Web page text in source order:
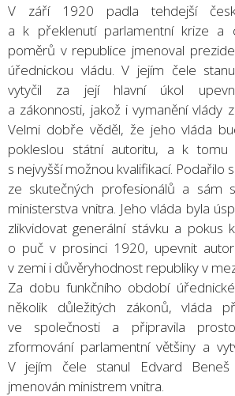
V září 1920 padla tehdejší
a k překlenutí parlamentní krize a
poměrů v republice jmenoval
úřednickou vládu. V jejím čele
vytyčil za její hlavní úkol
a zákonnosti, jakož i vymanění vlády
Velmi dobře věděl, že jeho vláda
pokleslou státní autoritu, a k tomu
s nejvyšší možnou kvalifikací. Podařilo
ze skutečných profesionálů a sám
ministerstva vnitra. Jeho vláda byla
zlikvidovat generální stávku a pokus
o puč v prosinci 1920, upevnit
v zemi i důvěryhodnost republiky v
Za dobu funkčního období
několik důležitých zákonů, vláda
ve společnosti a připravila
zformování parlamentní většiny a
V jejím čele stanul Edvard
jmenován ministrem vnitra.